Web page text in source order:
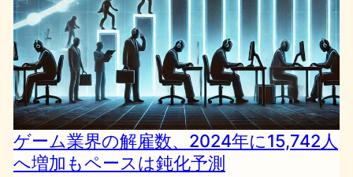
ゲーム業界の解雇数、2024年に15,742人
へ増加もペースは鈍化予測